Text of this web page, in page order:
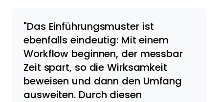
Das Einführungsmuster ist
ebenfalls eindeutig: Mit einem
Workflow beginnen, der messbar
Zeit spart, so die Wirksamkeit
beweisen und dann den Umfang
ausweiten. Durch diesen